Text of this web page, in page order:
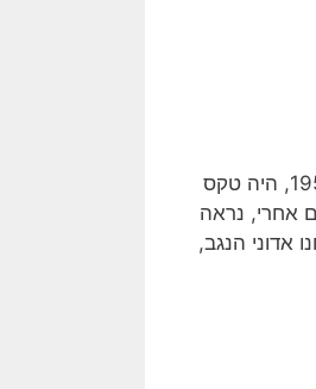
טקס חנוכת המקטע המזרחי של כביש 25, המחבר בין היתר בין באר שבע לדימונה, ב- 1953, היה טקס
ישיר לזונו של בן גוריון כי "בנגב ייבחן עם"… היום, כ- 70 שנים אחרי, נראה
אנחנו אדוני הנגב,